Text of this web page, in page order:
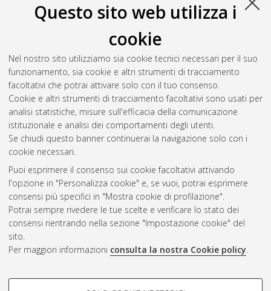
Questo sito web utilizza i
cookie
Nel nostro sito utilizziamo sia cookie tecnici necessari per il suo
funzionamento, sia cookie e altri strumenti di tracciamento
facoltativi che potrai attivare solo con il tuo consenso.
Cookie e altri strumenti di tracciamento facoltativi sono usati per
analisi statistiche, misure sull'efficacia della comunicazione
istituzionale e analisi dei comportamenti degli utenti.
Se chiudi questo banner continuerai la navigazione solo con i
cookie necessari.
Puoi esprimere il consenso sui cookie facoltativi attivando
l'opzione in "Personalizza cookie" e, se vuoi, potrai esprimere
consensi più specifici in "Mostra cookie di profilazione".
Potrai sempre rivedere le tue scelte e verificare lo stato dei
consensi rientrando nella sezione "Impostazione cookie" del
sito.
Per maggiori informazioni consulta la nostra Cookie policy.
COOKIE DI PROFILAZIONE -
Vedi altre statistiche
Gestione del documento:
Atom
Rss
2.0
AMS Acta
ISSN: 2038-7954
re3data.org -
doi.org/10.17616/R3P19R
Servizio implementato e
Impostazioni Cookie